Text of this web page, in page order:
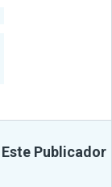
Publicador